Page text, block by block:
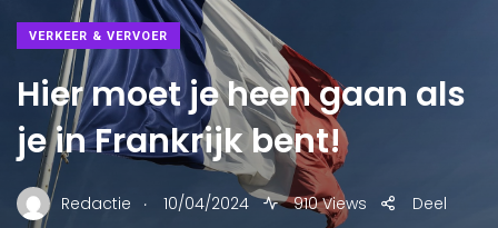
VERKEER & VERVOER
Hier moet je heen gaan als
je in Frankrijk bent!
Redactie . 10/04/2024 910 Views Deel